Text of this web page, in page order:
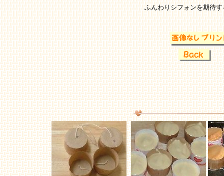
ふんわりシフォンを期待